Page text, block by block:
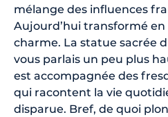
mélange des influences
Aujourd’hui transformé en
charme. La statue sacrée
vous parlais un peu plus
est accompagnée des
qui racontent la vie
disparue. Bref, de quoi